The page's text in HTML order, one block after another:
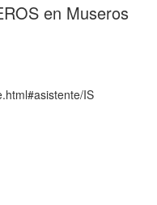
en Museros
IS